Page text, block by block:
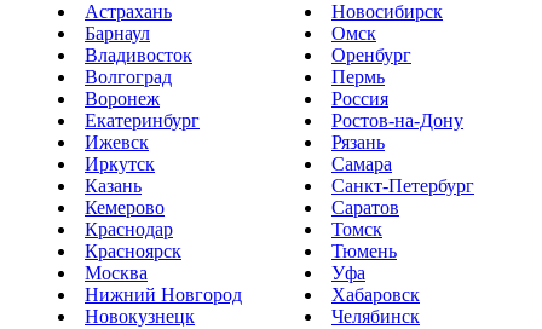
Астрахань
Барнаул
Владивосток
Волгоград
Воронеж
Екатеринбург
Ижевск
Иркутск
Казань
Кемерово
Краснодар
Красноярск
Москва
Нижний Новгород
Новокузнецк
Новосибирск
Омск
Оренбург
Пермь
Россия
Ростов-на-Дону
Рязань
Самара
Санкт-Петербург
Саратов
Томск
Тюмень
Уфа
Хабаровск
Челябинск